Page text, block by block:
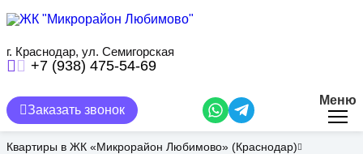
содержанию
г. Краснодар, ул. Семигорская
+7 (938) 475-54-69
Заказать звонок
Меню
Квартиры в ЖК «Микрорайон Любимово» (Краснодар)